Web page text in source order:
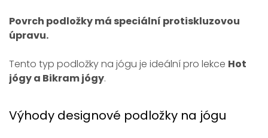
Povrch podložky má speciální protiskluzovou
úpravu.
Tento typ podložky na jógu je ideální pro lekce Hot
jógy a Bikram jógy.
Výhody designové podložky na jógu